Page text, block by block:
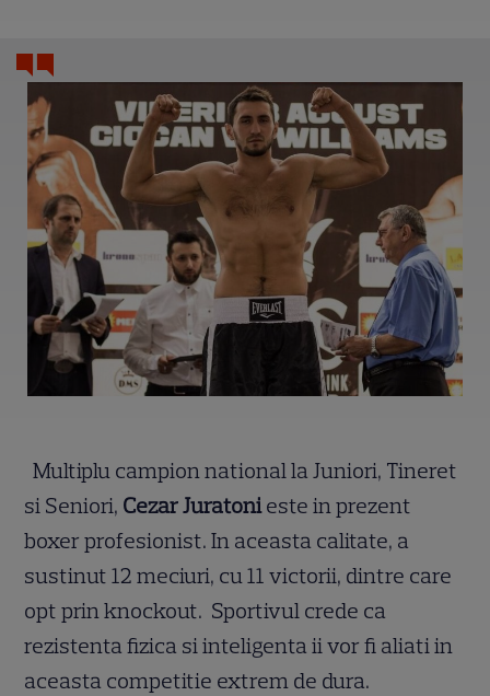
Multiplu campion national la Juniori, Tineret
si Seniori, Cezar Juratonieste in prezent
boxer profesionist. In aceasta calitate, a
sustinut 12 meciuri, cu 11 victorii, dintre care
opt prin knockout. Sportivul crede ca
rezistenta fizica si inteligenta ii vor fi aliati in
aceasta competitie extrem de dura.